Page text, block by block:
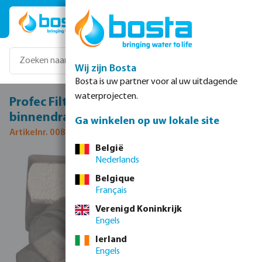
Ga naar de hoofdinhoud
Profec Filter vuilvanger RVS 316 1"
binnendraad 16bar 1000micron RVS 316
Artikelnr. 0080311
Afbeeldingengalerij overslaan
Wij zijn Bosta
Bosta is uw partner voor al uw uitdagende
waterprojecten.
Ga winkelen op uw lokale site
België
Nederlands
Belgique
Français
Verenigd Koninkrijk
Engels
Ierland
Engels